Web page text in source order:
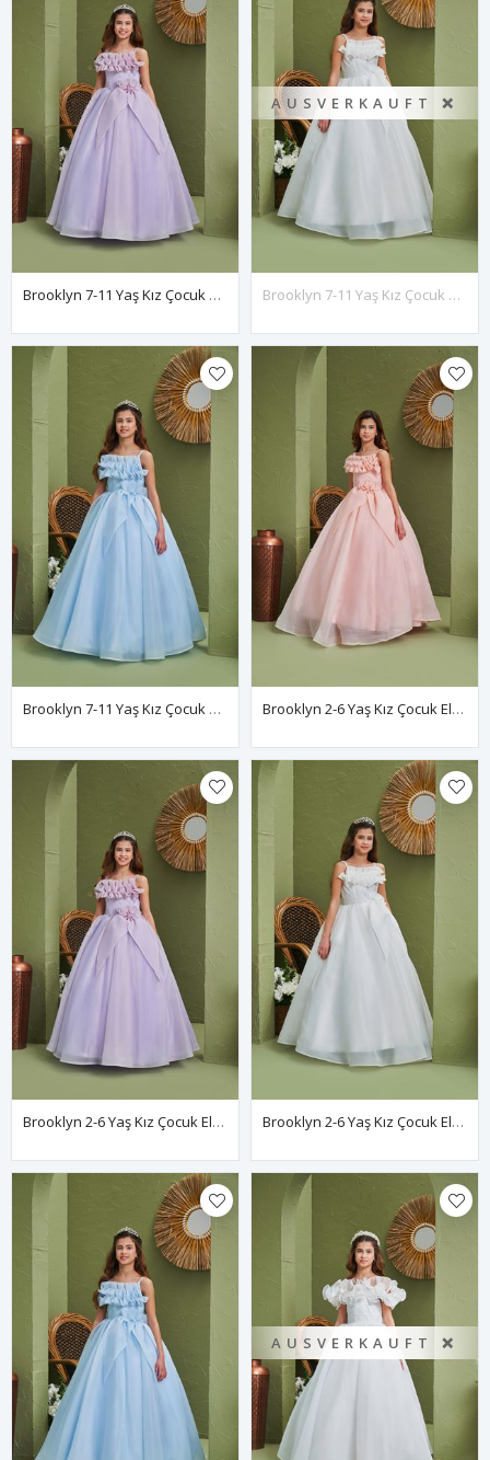
Brooklyn 7-11 Yaş Kız Çocuk Elbise 30169 Lila
AUSVERKAUFT ❌
Brooklyn 7-11 Yaş Kız Çocuk Elbise 30169 Kırık Beyaz
Brooklyn 7-11 Yaş Kız Çocuk Elbise 30169 Bebe Mavi Brooklyn 2-6 Yaş Kız Çocuk Elbise 20169 Somon
Brooklyn 2-6 Yaş Kız Çocuk Elbise 20169 Lila Brooklyn 2-6 Yaş Kız Çocuk Elbise 20169 Kırık Beyaz
AUSVERKAUFT ❌